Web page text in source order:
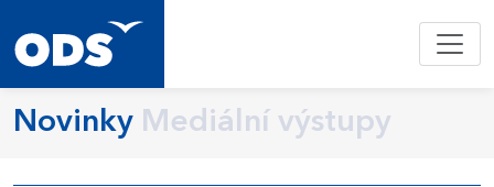
Novinky Mediální výstupy